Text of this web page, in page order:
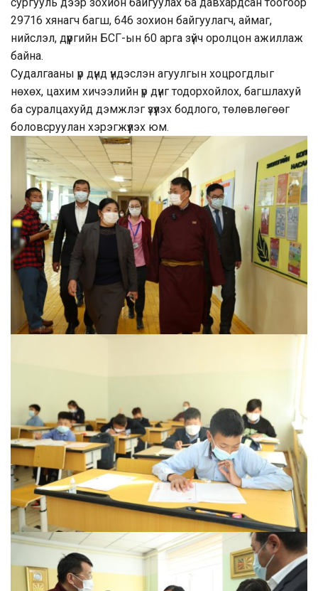
29716 хянагч багш, 646 зохион байгуулагч, аймаг,
нийслэл, дүүргийн БСГ-ын 60 арга зүйч оролцон ажиллаж
байна.
Судалгааны үр дүнд үндэслэн агуулгын хоцрогдлыг
нөхөх, цахим хичээлийн үр дүнг тодорхойлох, багшлахуй
ба суралцахуйд дэмжлэг үзүүлэх бодлого, төлөвлөгөөг
боловсруулан хэрэгжүүлэх юм.